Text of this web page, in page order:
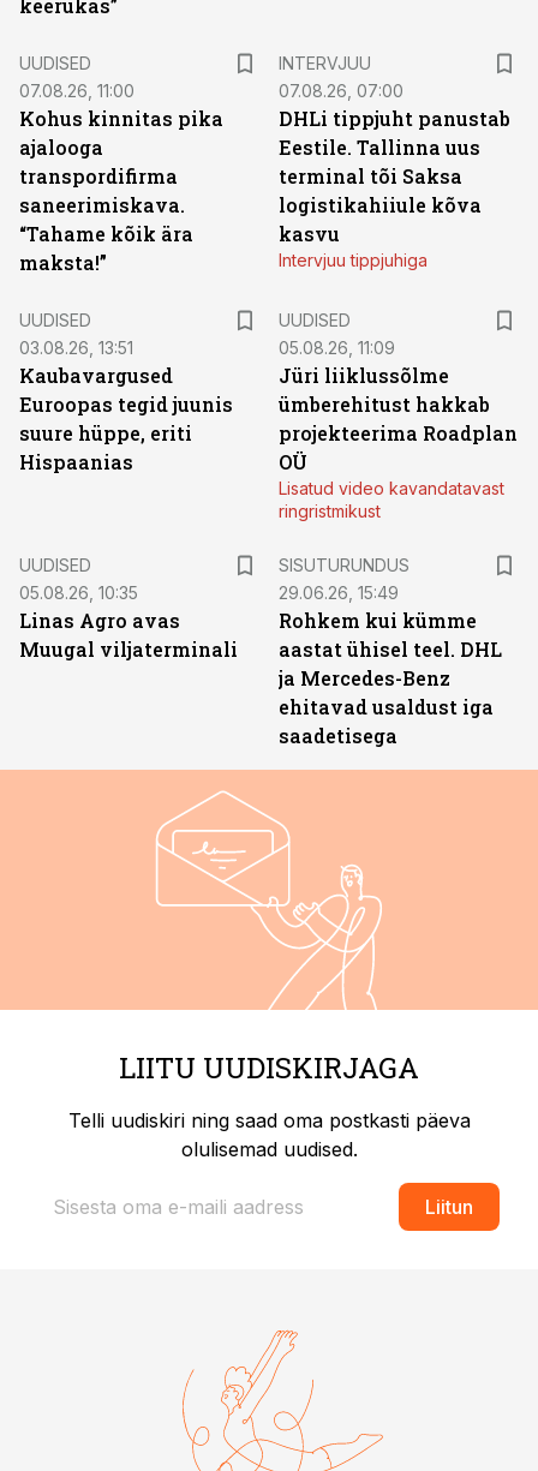
keerukas”
UUDISED
07.08.26, 11:00
Kohus kinnitas pika
ajalooga
transpordifirma
saneerimiskava.
“Tahame kõik ära
maksta!”
INTERVJUU
07.08.26, 07:00
DHLi tippjuht panustab
Eestile. Tallinna uus
terminal tõi Saksa
logistikahiiule kõva
kasvu
Intervjuu tippjuhiga
UUDISED
03.08.26, 13:51
Kaubavargused
Euroopas tegid juunis
suure hüppe, eriti
Hispaanias
UUDISED
05.08.26, 11:09
Jüri liiklussõlme
ümberehitust hakkab
projekteerima Roadplan
OÜ
Lisatud video kavandatavast
ringristmikust
UUDISED
05.08.26, 10:35
Linas Agro avas
Muugal viljaterminali
SISUTURUNDUS
29.06.26, 15:49
Rohkem kui kümme
aastat ühisel teel. DHL
ja Mercedes-Benz
ehitavad usaldust iga
saadetisega
LIITU UUDISKIRJAGA
Telli uudiskiri ning saad oma postkasti päeva
olulisemad uudised.
Liitun